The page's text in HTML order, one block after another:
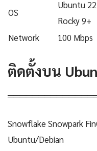
OS
Ubuntu
Rocky 9+
Network 100 Mbps
ติดตั้งบน
Snowflake Snowpark
Ubuntu/Debian